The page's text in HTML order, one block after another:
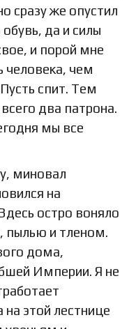
сразу же опустил
да и силы
и порой мне
человека, чем
спит. Тем
два патрона.
мы все
миновал
на
остро воняло
пылью и тленом.
дома,
Империи. Я не
этой лестнице